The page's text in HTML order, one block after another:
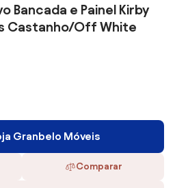
Bancada e Painel Kirby
Castanho/Off White
Granbelo Móveis
Comparar